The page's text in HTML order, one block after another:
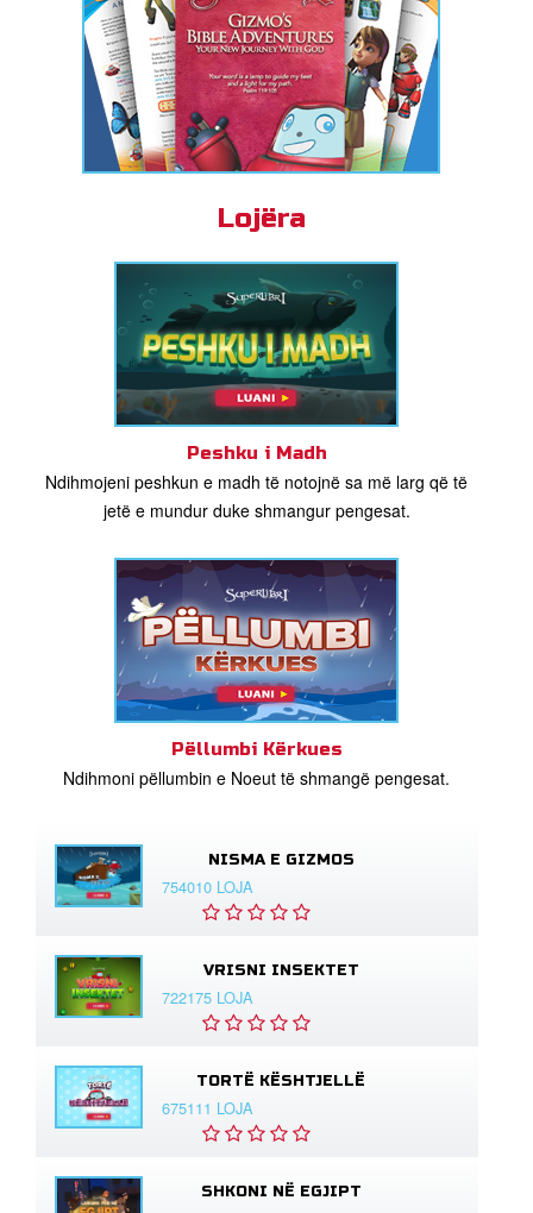
Lojëra
Peshku i Madh
Ndihmojeni peshkun e madh të notojnë sa më larg që të
jetë e mundur duke shmangur pengesat.
Pëllumbi Kërkues
Ndihmoni pëllumbin e Noeut të shmangë pengesat.
NISMA E GIZMOS
754010 LOJA
VRISNI INSEKTET
722175 LOJA
TORTË KËSHTJELLË
675111 LOJA
SHKONI NË EGJIPT